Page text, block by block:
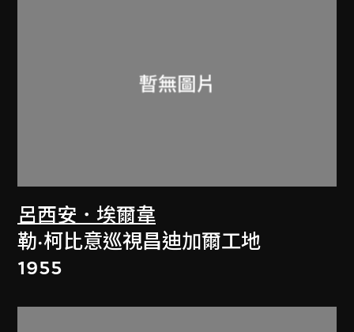
呂西安．埃爾韋
勒·柯比意巡視昌迪加爾工地
1955